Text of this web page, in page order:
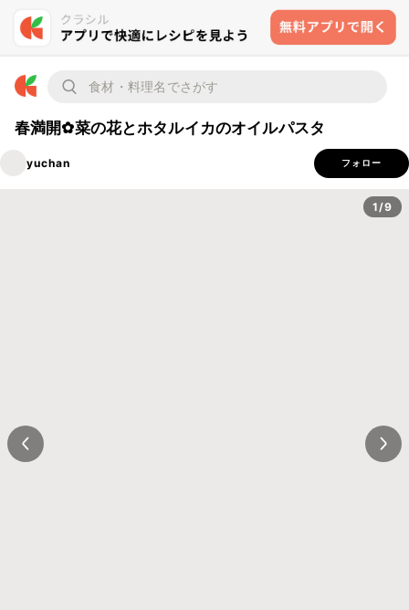
春満開✿菜の花とホタルイカのオイルパスタ
yuchan フォロー
1/9